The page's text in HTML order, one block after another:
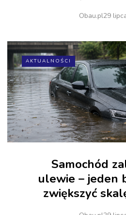
Obau.pl29
AKTUALNOŚCI
Samochód
ulewie – jeden
zwiększyć